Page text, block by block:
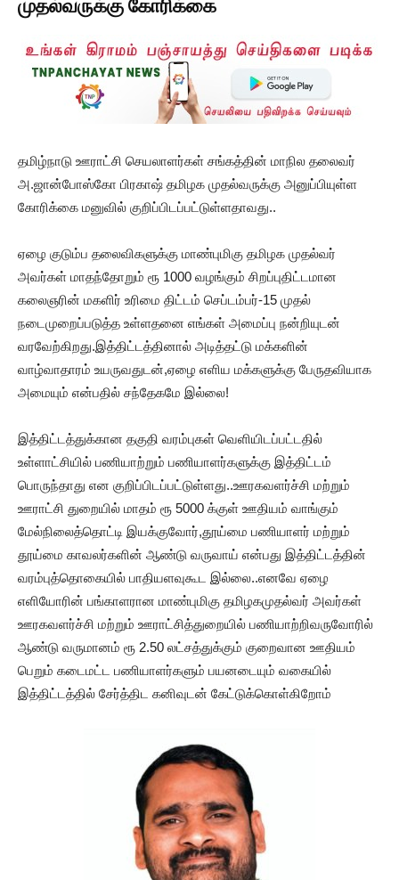
முதல்வருக்கு கோரிக்கை
தமிழ்நாடு ஊராட்சி செயலாளர்கள் சங்கத்தின் மாநில தலைவர்
அ.ஜான்போஸ்கோ பிரகாஷ் தமிழக முதல்வருக்கு அனுப்பியுள்ள
கோரிக்கை மனுவில் குறிப்பிடப்பட்டுள்ளதாவது..
ஏழை குடும்ப தலைவிகளுக்கு மாண்புமிகு தமிழக முதல்வர்
அவர்கள் மாதந்தோறும் ரூ 1000 வழங்கும் சிறப்புதிட்டமான
கலைஞரின் மகளிர் உரிமை திட்டம் செப்டம்பர்-15 முதல்
நடைமுறைப்படுத்த உள்ளதனை எங்கள் அமைப்பு நன்றியுடன்
வரவேற்கிறது.இத்திட்டத்தினால் அடித்தட்டு மக்களின்
வாழ்வாதாரம் உயருவதுடன்,ஏழை எளிய மக்களுக்கு பேருதவியாக
அமையும் என்பதில் சந்தேகமே இல்லை!
இத்திட்டத்துக்கான தகுதி வரம்புகள் வெளியிடப்பட்டதில்
உள்ளாட்சியில் பணியாற்றும் பணியாளர்களுக்கு இத்திட்டம்
பொருந்தாது என குறிப்பிடப்பட்டுள்ளது..ஊரகவளர்ச்சி மற்றும்
ஊராட்சி துறையில் மாதம் ரூ 5000 க்குள் ஊதியம் வாங்கும்
மேல்நிலைத்தொட்டி இயக்குவோர்,தூய்மை பணியாளர் மற்றும்
தூய்மை காவலர்களின் ஆண்டு வருவாய் என்பது இத்திட்டத்தின்
வரம்புத்தொகையில் பாதியளவுகூட இல்லை..எனவே ஏழை
எளியோரின் பங்காளரான மாண்புமிகு தமிழகமுதல்வர் அவர்கள்
ஊரகவளர்ச்சி மற்றும் ஊராட்சித்துறையில் பணியாற்றிவருவோரில்
ஆண்டு வருமானம் ரூ 2.50 லட்சத்துக்கும் குறைவான ஊதியம்
பெறும் கடைமட்ட பணியாளர்களும் பயனடையும் வகையில்
இத்திட்டத்தில் சேர்த்திட கனிவுடன் கேட்டுக்கொள்கிறோம்